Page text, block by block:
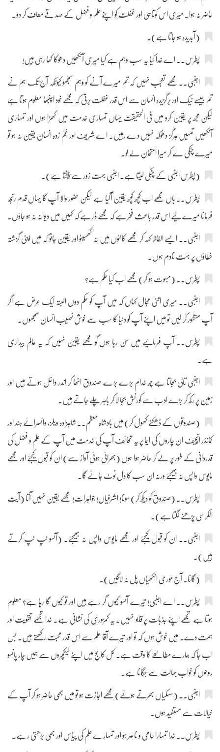
حاضر نہ ہوا۔ میری اس کوتاہی اور غفلت کو اپنے علم و فضل کے صدقے معاف کر دو۔
(آبدیدہ ہو جاتا ہے)۔
پطرس۔۔ اے خدا کیا یہ سب وہم ہے کیا میری آنکھیں دھوکا کھا رہی ہیں!
اجنبی۔۔ مجھے تعجب نہیں کہ تم میرے آنے کو وہم سمجھو کیونکہ آج تک ہم نے
تم جیسے نیک اور برگزیدہ انسان سے اس قدر غفلت برتی کہ مجھے خود اچنبھا معلوم ہوتا ہے
لیکن مجھ پر یقین کرو میں فی الحقیقت یہاں تمہاری خدمت میں کھڑا ہوں اور تمہاری
آنکھیں تمہیں ہرگز دھوکہ نہیں دے رہیں۔ اے شریف اور غم زدہ انسان یقین نہ ہو تو
میرے چٹکی لے کر میرا امتحان لے لو۔
(پطرس اجنبی کے چٹکی لیتا ہے۔ اجنبی بہت زور سے چیختا ہے)۔
پطرس۔۔ ہاں مجھے اب کچھ کچھ یقین آگیا ہے لیکن حضور والا آپ کا یہاں قدم رنجہ
فرمانا میرے لیے اس قدر باعث فخر ہے کہ مجھے ڈر ہے کہ کہیں میں دیوانہ نہ ہو جاؤں۔
اجنبی۔۔ ایسے الفاظ کہہ کر مجھے کانٹوں میں نہ گھسیٹو اور یقین جانو کہ میں اپنی گزشتہ
خطاؤں پر بہت نادم ہوں۔
پطرس۔۔ (مبہوت ہو کر) مجھے اب کیا حکم ہے؟
اجنبی۔۔ میری اتنی مجال کہاں کہ میں آپ کو حکم دوں البتہ ایک عرض ہے اگر
آپ منظور کر لیں تو میں اپنے آپ کو دنیا کا سب سے خوش نصیب انسان سمجھوں۔
پطرس۔۔ آپ فرمائیے میں سن رہا ہوں گو مجھے یقین نہیں کہ یہ عالم بیداری
ہے۔
اجنبی تالی بجاتا ہے چھ خدام بڑے بڑے صندوق اٹھا کر اندر داخل ہوتے ہیں اور
زمین پر رکھ کر بڑے ادب سے کورنش بجا لا کر باہر چلے جاتے ہیں۔
(صندوقوں کے ڈھکنے کھول کر) میں بادشاہ معظم۔۔ شاہزادہ ویلز، وائسرائے ہند اور
کمانڈر انچیف ان چاروں کی ایما پر یہ تحائف آپ کی خدمت میں آپ کے علم و فضل کی
قدردانی کے طور پر لے کر حاضر ہوا ہوں (بھرائی ہوئی آواز سے) ان کو قبول کیجئے اور مجھے
مایوس واپس نہ بھیجئے ورنہ ان سب کا دل ٹوٹ جائے گا۔
پطرس۔۔ (صندوق کو دیکھ کر) سونا! اشرفیاں! جواہرات! مجھے یقین نہیں آتا (آیت
الکرسی پڑھنے لگتا ہے)۔
اجنبی۔۔ ان کو قبول کیجئے اور مجھے مایوس واپس نہ بھیجئے۔ (آنسو ٹپ ٹپ کرتے
ہیں)۔
(گانا۔ آج موری انکھیاں پل نہ لاگیں)۔
پطرس۔۔ اے اجنبی! تیرے آنسو کیوں گر رہے ہیں اور تو کیوں گا رہا ہے؟ معلوم
ہوتا ہے تجھے اپنے جذبات پر قابو نہیں۔ یہ کمزوری کی نشانی ہے۔ خدا تجھے تقویت اور
ہمت دے۔ میں خوش ہوں کہ تو اور تیرے آقا علم سے اس قدر محبت رکھتے ہیں۔ بس
اب جا کہ ہمارے مطالعے کا وقت ہے۔ کل کالج میں اپنے لیکچروں سے ہمیں چار پانسو
روحوں کو خواب جہالت سے جگانا ہے۔
اجنبی۔۔ (سسکیاں بھرتے ہوئے) مجھے اجازت ہو تو میں بھی حاضر ہو کر آپ کے
خیالات سے مستفید ہوں۔
پطرس۔۔ خدا تمہارا حامی و ناصر ہو اور تمہارے علم کی پیاس اور بھی بڑھتی رہے۔